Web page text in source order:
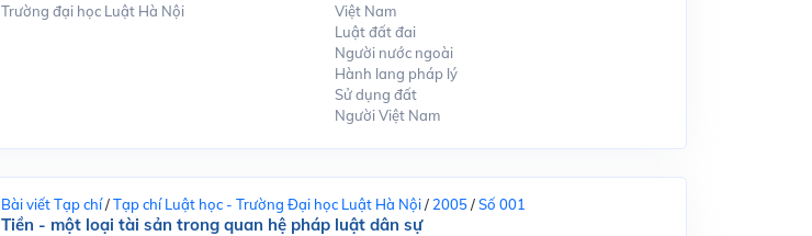
Trường đại học Luật Hà Nội
Việt Nam
Luật đất đai
Người nước ngoài
Hành lang pháp lý
Sử dụng đất
Người Việt Nam
Bài viết Tạp chí/Tạp chí Luật học - Trường Đại học Luật Hà Nội/ 2005/Số 001
Tiền - một loại tài sản trong quan hệ pháp luật dân sự